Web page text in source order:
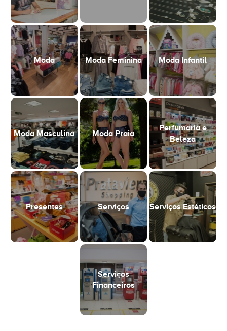
Moda Moda Feminina Moda Infantil
Moda Masculina Moda Praia
Perfumaria e
Beleza
Presentes Serviços Serviços Estéticos
Serviços
Financeiros